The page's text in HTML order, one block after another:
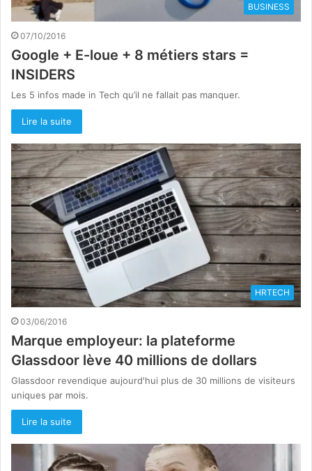
BUSINESS
07/10/2016
Google + E-loue + 8 métiers stars =
INSIDERS
Les 5 infos made in Tech qu’il ne fallait pas manquer.
Lire la suite
HRTECH
03/06/2016
Marque employeur: la plateforme
Glassdoor lève 40 millions de dollars
Glassdoor revendique aujourd'hui plus de 30 millions de visiteurs
uniques par mois.
Lire la suite